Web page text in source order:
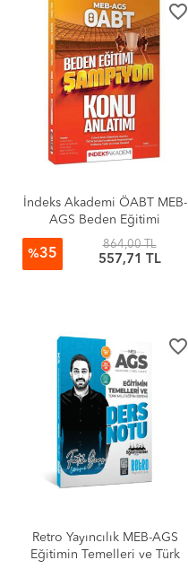
favorite_border
İndeks Akademi ÖABT MEB-
AGS Beden Eğitimi
Şampiyon Konu Anlatımı -
Murat Aydın
%35
864,00 TL
557,71 TL
favorite_border
Retro Yayıncılık MEB-AGS
Eğitimin Temelleri ve Türk